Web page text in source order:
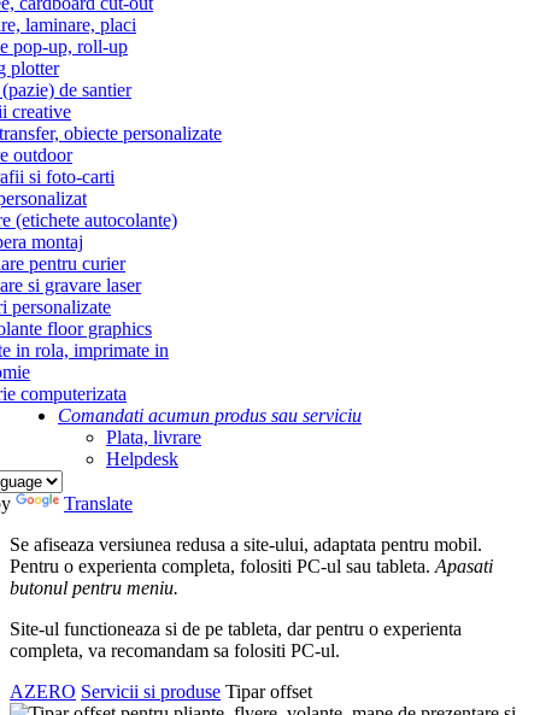
laminare, placi
pop-up, roll-up
plotter
de santier
creative
obiecte personalizate
outdoor
si foto-carti
(etichete autocolante)
montaj
pentru curier
si gravare laser
personalizate
floor graphics
in rola, imprimate in
computerizata
Comandati acumun produs sau serviciu
Plata, livrare
Helpdesk
Translate
Se afiseaza versiunea redusa a site-ului, adaptata pentru mobil.
Pentru o experienta completa, folositi PC-ul sau tableta. Apasati
butonul pentru meniu.
Site-ul functioneaza si de pe tableta, dar pentru o experienta
completa, va recomandam sa folositi PC-ul.
AZERO Servicii si produse Tipar offset